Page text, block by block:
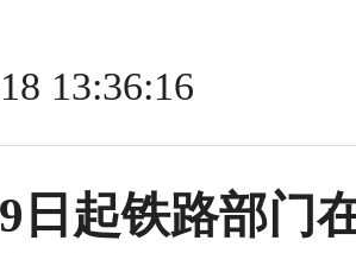
13:36:16
日起铁路部门